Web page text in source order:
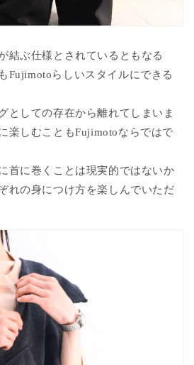
結ぶ仕様とされているともなる
Fujimotoらしいスタイルにできる
としての存在から離れてしまいま
楽しむこともFujimotoならではで
首に巻くことは現実的ではないか
れの身につけ方を楽しんでいただ